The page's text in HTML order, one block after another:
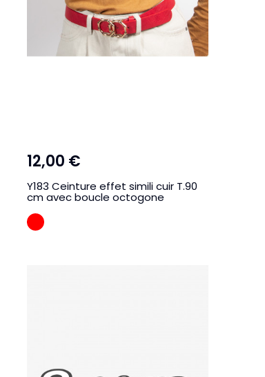
12,00 €
Y183 Ceinture effet simili cuir T.90
cm avec boucle octogone
Rouge